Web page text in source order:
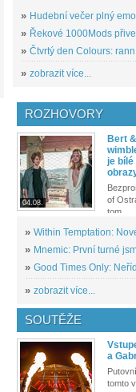
» Hudební večer plný
» Řekové 1000Mods
» Čtvrtý den Colours:
» zobrazit více...
ROZHOVORY
04.08.
Bert
je
of
tom,...
» Within Temptation:
» Mnemic: První turné
» Good Times Only:
» zobrazit více...
SOUTĚŽE
a
tomto